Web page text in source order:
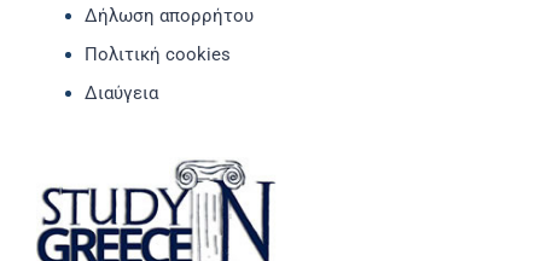
Δήλωση απορρήτου
Πολιτική cookies
Διαύγεια